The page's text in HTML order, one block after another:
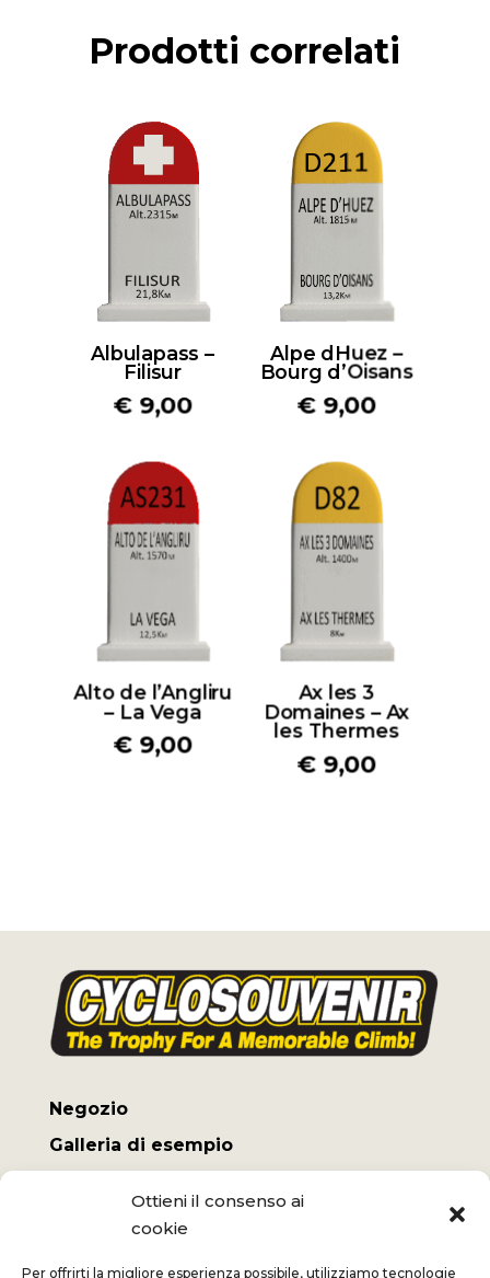
Ottieni il consenso ai
cookie
Per offrirti la migliore esperienza possibile, utilizziamo tecnologie
Prodotti correlati
Albulapass –
Filisur
€ 9,00
Alpe dHuez –
Bourg d’Oisans
€ 9,00
Alto de l’Angliru
– La Vega
€ 9,00
Ax les 3
Domaines – Ax
les Thermes
€ 9,00
Negozio
Galleria di esempio